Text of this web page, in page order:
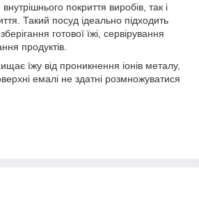
покриття виробів, так і
Такий посуд ідеально підходить
готової їжі, сервірування
продуктів.
їжу від проникнення іонів металу,
емалі не здатні розмножуватися